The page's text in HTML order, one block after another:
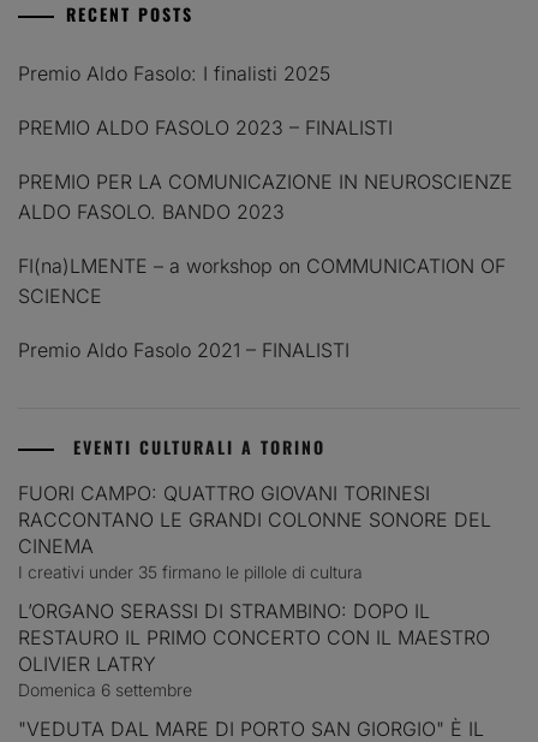
RECENT POSTS
Premio Aldo Fasolo: I finalisti 2025
PREMIO ALDO FASOLO 2023 – FINALISTI
PREMIO PER LA COMUNICAZIONE IN NEUROSCIENZE
ALDO FASOLO. BANDO 2023
FI(na)LMENTE – a workshop on COMMUNICATION OF
SCIENCE
Premio Aldo Fasolo 2021 – FINALISTI
EVENTI CULTURALI A TORINO
FUORI CAMPO: QUATTRO GIOVANI TORINESI
RACCONTANO LE GRANDI COLONNE SONORE DEL
CINEMA
I creativi under 35 firmano le pillole di cultura
L’ORGANO SERASSI DI STRAMBINO: DOPO IL
RESTAURO IL PRIMO CONCERTO CON IL MAESTRO
OLIVIER LATRY
Domenica 6 settembre
"VEDUTA DAL MARE DI PORTO SAN GIORGIO" È IL